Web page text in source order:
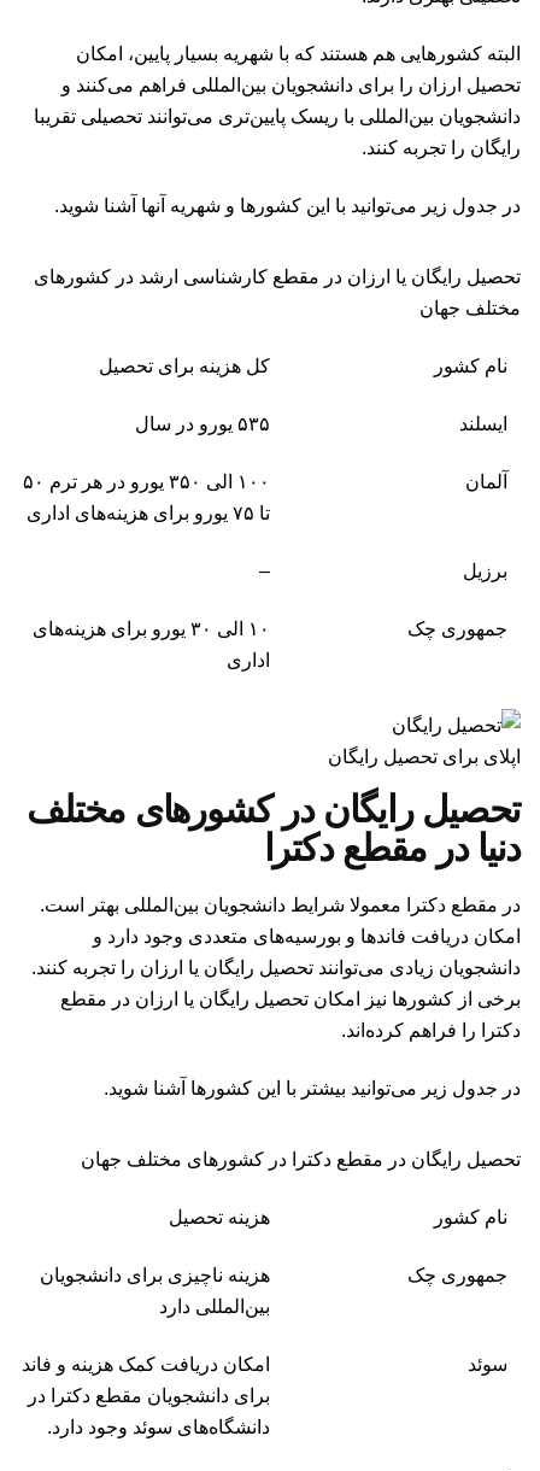
البته کشورهایی هم هستند که با شهریه بسیار پایین، امکان
تحصیل ارزان را برای دانشجویان بین‌المللی فراهم می‌کنند و
دانشجویان بین‌المللی با ریسک پایین‌تری می‌توانند تحصیلی تقریبا
رایگان را تجربه کنند.
در جدول زیر می‌توانید با این کشورها و شهریه آنها آشنا شوید.
تحصیل رایگان یا ارزان در مقطع کارشناسی ارشد در کشورهای
مختلف جهان
نام کشور کل هزینه برای تحصیل
ایسلند ۵۳۵ یورو در سال
آلمان
۱۰۰ الی ۳۵۰ یورو در هر ترم ۵۰
تا ۷۵ یورو برای هزینه‌های اداری
برزیل –
جمهوری چک
۱۰ الی ۳۰ یورو برای هزینه‌های
اداری
اپلای برای تحصیل رایگان
تحصیل رایگان در کشورهای مختلف
دنیا در مقطع دکترا
در مقطع دکترا معمولا شرایط دانشجویان بین‌المللی بهتر است.
امکان دریافت فاندها و بورسیه‌های متعددی وجود دارد و
دانشجویان زیادی می‌توانند تحصیل رایگان یا ارزان را تجربه کنند.
برخی از کشورها نیز امکان تحصیل رایگان یا ارزان در مقطع
دکترا را فراهم کرده‌اند.
در جدول زیر می‌توانید بیشتر با این کشورها آشنا شوید.
تحصیل رایگان در مقطع دکترا در کشورهای مختلف جهان
نام کشور هزینه تحصیل
جمهوری چک
هزینه ناچیزی برای دانشجویان
بین‌المللی دارد
سوئد
امکان دریافت کمک هزینه و فاند
برای دانشجویان مقطع دکترا در
دانشگاه‌های سوئد وجود دارد.